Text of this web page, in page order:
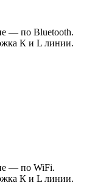
— по Bluetooth.
К и L линии.
— по WiFi.
К и L линии.